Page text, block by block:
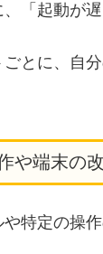
「起動が
とに、自
や端末の
特定の操